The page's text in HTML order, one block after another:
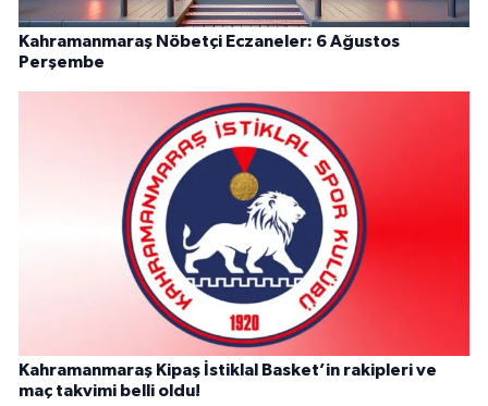
Kahramanmaraş Nöbetçi Eczaneler: 6 Ağustos
Perşembe
Kahramanmaraş Kipaş İstiklal Basket’in rakipleri ve
maç takvimi belli oldu!